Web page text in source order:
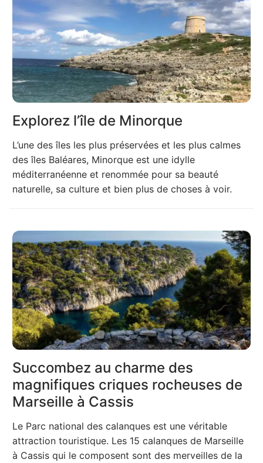
Explorez l’île de Minorque
L’une des îles les plus préservées et les plus calmes
des îles Baléares, Minorque est une idylle
méditerranéenne et renommée pour sa beauté
naturelle, sa culture et bien plus de choses à voir.
Succombez au charme des
magnifiques criques rocheuses de
Marseille à Cassis
Le Parc national des calanques est une véritable
attraction touristique. Les 15 calanques de Marseille
à Cassis qui le composent sont des merveilles de la